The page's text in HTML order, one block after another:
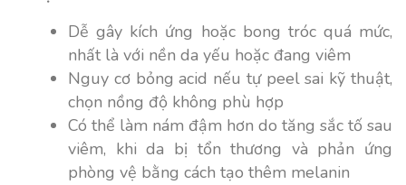
Dễ gây kích ứng hoặc bong tróc quá mức,
nhất là với nền da yếu hoặc đang viêm
Nguy cơ bỏng acid nếu tự peel sai kỹ thuật,
chọn nồng độ không phù hợp
Có thể làm nám đậm hơn do tăng sắc tố sau
viêm, khi da bị tổn thương và phản ứng
phòng vệ bằng cách tạo thêm melanin